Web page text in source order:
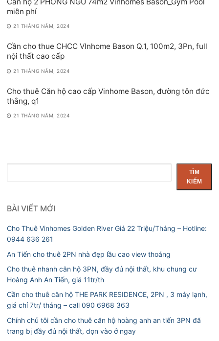
miễn phí
21 THÁNG NĂM, 2024
Cần cho thue CHCC VInhome Bason Q.1, 100m2, 3Pn, full
nội thất cao cấp
21 THÁNG NĂM, 2024
Cho thuê Căn hộ cao cấp Vinhome Bason, đường tôn đức
thắng, q1
21 THÁNG NĂM, 2024
kiếm
TÌM
KIẾM
BÀI VIẾT MỚI
Cho Thuê Vinhomes Golden River Giá 22 Triệu/Tháng – Hotline:
0944 636 261
An Tiến cho thuê 2PN nhà đẹp lầu cao view thoáng
Cho thuê nhanh căn hộ 3PN, đầy đủ nội thất, khu chung cư
Hoàng Anh An Tiến, giá 11tr/th
Cần cho thuê căn hộ THE PARK RESIDENCE, 2PN , 3 máy lạnh,
giá chỉ 7tr/ tháng – call 090 6968 363
Chính chủ tôi cần cho thuê căn hộ hoàng anh an tiến 3PN đã
trang bị đầy đủ nội thất, dọn vào ở ngay